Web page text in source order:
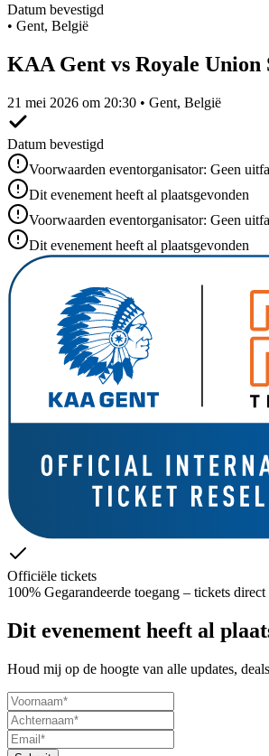
Datum bevestigd
• Gent, België
KAA Gent vs Royale Union
21 mei 2026 om 20:30 • Gent, België
Datum bevestigd
Voorwaarden eventorganisator: Geen
Dit evenement heeft al plaatsgevonden
Voorwaarden eventorganisator: Geen
Dit evenement heeft al plaatsgevonden
Officiële tickets
100% Gegarandeerde toegang – tickets
Dit evenement heeft al
Houd mij op de hoogte van alle updates,